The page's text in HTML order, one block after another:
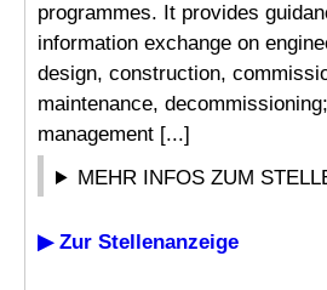
programmes. It provides
information exchange on
design, construction,
maintenance,
management [...]
MEHR INFOS ZUM
▶ Zur Stellenanzeige